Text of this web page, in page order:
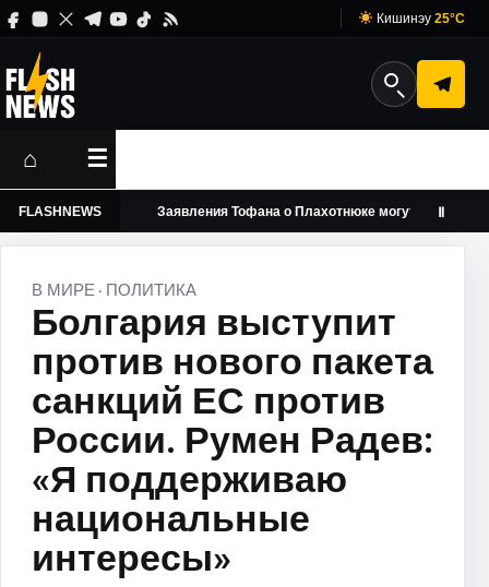
Кишинэу 25°C
⌂ ☰
FLASHNEWS Заявления Тофана о Плахотнюке могут обернуться
Ⅱ
В МИРЕ · ПОЛИТИКА
Болгария выступит
против нового пакета
санкций ЕС против
России. Румен Радев:
«Я поддерживаю
национальные
интересы»